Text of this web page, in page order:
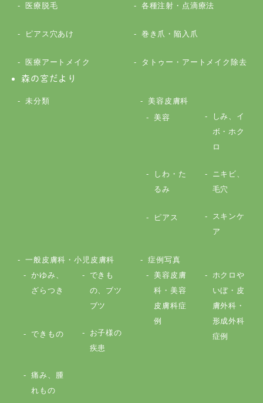
医療脱毛 各種注射・点滴療法
ピアス穴あけ 巻き爪・陥入爪
医療アートメイク
タトゥー・アートメイク除去
森の宮だより
未分類
美容皮膚科
美容
しみ、イ
ボ・ホク
ロ
しわ・た
るみ
ニキビ、
毛穴
ピアス
スキンケ
ア
一般皮膚科・小児皮膚科
かゆみ、
ざらつき
できも
の、ブツ
ブツ
できもの
お子様の
疾患
痛み、腫
れもの
症例写真
美容皮膚
科・美容
皮膚科症
例
ホクロや
いぼ・皮
膚外科・
形成外科
症例